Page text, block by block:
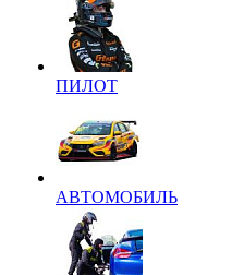
ПИЛОТ
АВТОМОБИЛЬ